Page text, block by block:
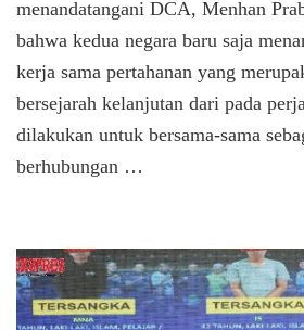
menandatangani DCA, Menhan
bahwa kedua negara baru saja
kerja sama pertahanan yang
bersejarah kelanjutan dari pada
dilakukan untuk bersama-sama
berhubungan …